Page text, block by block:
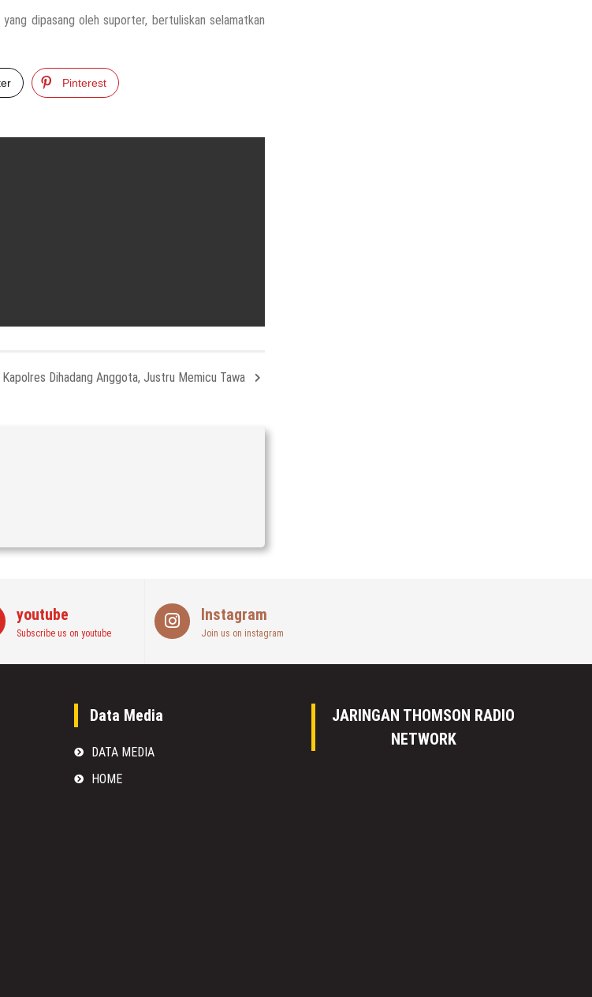
dipasang oleh suporter, bertuliskan selamatkan
Pinterest
Dihadang Anggota, Justru Memicu Tawa
youtube
Subscribe us on youtube
Instagram
Join us on instagram
Data Media
DATA MEDIA
HOME
JARINGAN THOMSON RADIO
NETWORK